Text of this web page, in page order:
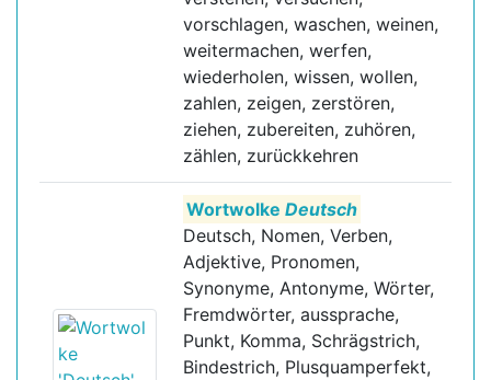
vorschlagen, waschen, weinen,
weitermachen, werfen,
wiederholen, wissen, wollen,
zahlen, zeigen, zerstören,
ziehen, zubereiten, zuhören,
zählen, zurückkehren
WortwolkeDeutsch
Deutsch, Nomen, Verben,
Adjektive, Pronomen,
Synonyme, Antonyme, Wörter,
Fremdwörter, aussprache,
Punkt, Komma, Schrägstrich,
Bindestrich, Plusquamperfekt,